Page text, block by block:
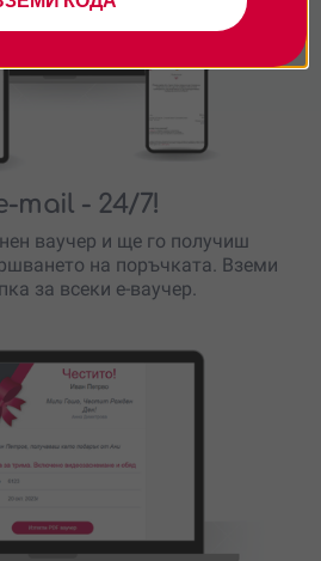
mail - 24/7!
ваучер и ще го получиш
на поръчката. Вземи
за всеки е-ваучер.